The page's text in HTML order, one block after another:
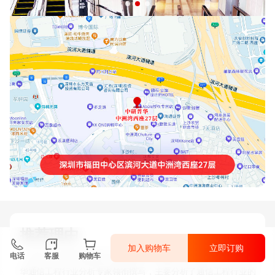
推荐理由
《2025-2030年版通信工程项目可行性研究咨询报告》由中研普
电话 客服 购物车
加入购物车 立即订购